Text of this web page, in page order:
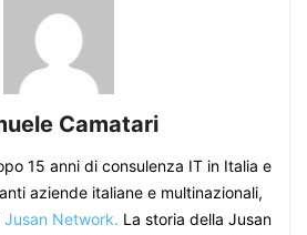
Camatari
15 anni di consulenza IT in Italia e
aziende italiane e multinazionali,
Jusan Network. La storia della Jusan